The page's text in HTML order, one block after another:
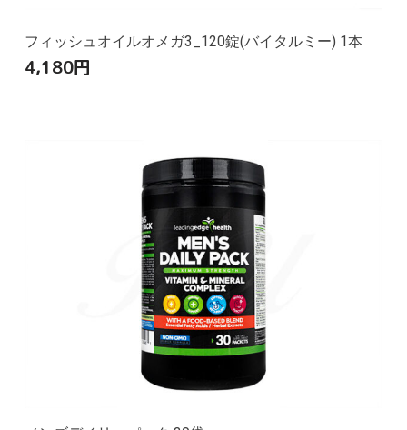
フィッシュオイルオメガ3_120錠(バイタルミー) 1本
4,180円